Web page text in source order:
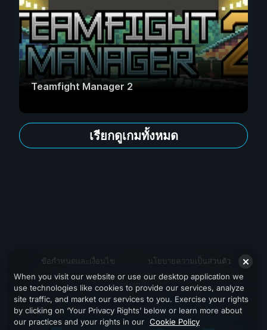
Teamfight Manager 2
เรียกดูเกมทั้งหมด
ข้อกำหนดและเงื่อนไข นโยบายความเป็นส่วนตัว
สนับสนุน
When you visit our website or use our desktop application we
use technologies like cookies to provide our services, analyze
site traffic, and market our services to you. Exercise your rights
by clicking on ‘Your Privacy Rights’ below or learn more about
our practices and your rights in our Cookie Policy